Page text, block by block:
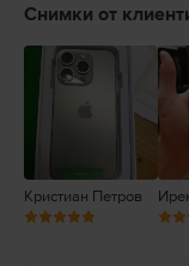
Снимки от
Кристиан Петров